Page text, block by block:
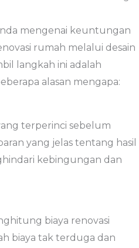
mengenai keuntungan
rumah melalui desain
langkah ini adalah
alasan mengapa:
terperinci sebelum
yang jelas tentang hasil
kebingungan dan
biaya renovasi
biaya tak terduga dan